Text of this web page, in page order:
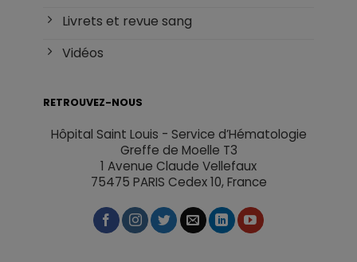
Livrets et revue sang
Vidéos
RETROUVEZ-NOUS
Hôpital Saint Louis - Service d’Hématologie
Greffe de Moelle T3
1 Avenue Claude Vellefaux
75475 PARIS Cedex 10, France